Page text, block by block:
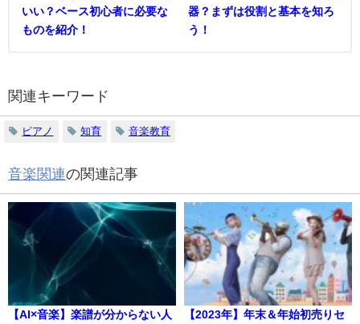
いい？ベース初心者に必要な
ものを紹介！
器？まずは役割と基本を知ろ
う！
関連キーワード
ピアノ 知育 音楽教育
音楽関連の関連記事
【AI×音楽】楽譜が分からない人
【2023年】年末＆年始初売りセ